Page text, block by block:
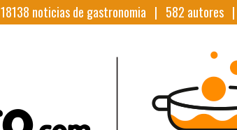
18138 noticias de gastronomia | 582 autores |